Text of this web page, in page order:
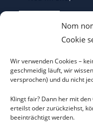
Nom
Cookie
Wir verwenden Cookies –
geschmeidig läuft, wir
versprochen) und du nicht
Klingt fair? Dann her mit
erteilst oder zurückziehst,
beeinträchtigt werden.
€29,90
I LOVE